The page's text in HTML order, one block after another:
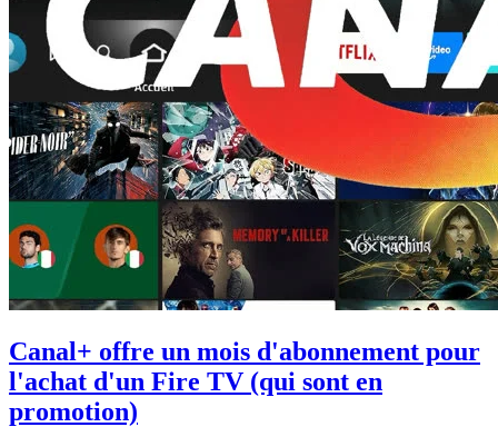
Canal+ offre un mois d'abonnement pour
l'achat d'un Fire TV (qui sont en
promotion)